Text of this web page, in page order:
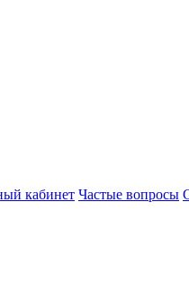
кабинет Частые вопросы